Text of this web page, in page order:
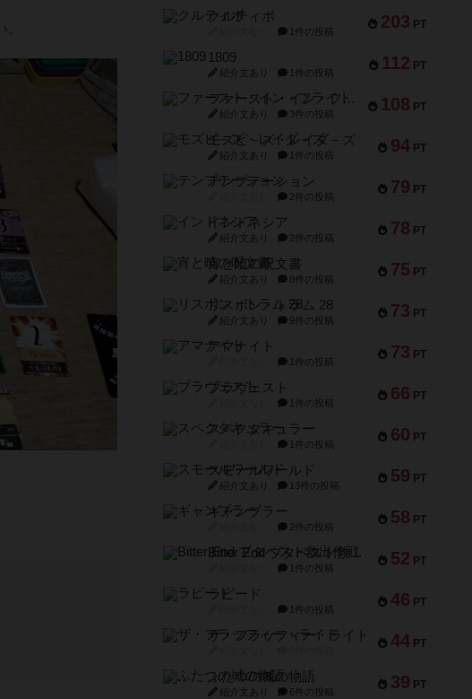
203 PT
クルティボ
1件の投稿
112 PT
1809
紹介文あり 1件の投稿
108 PT
ファースト・イン・フライト
紹介文あり 3件の投稿
94 PT
モズビ－ズ・レイダ－ズ
紹介文あり 1件の投稿
79 PT
テンプテーション
2件の投稿
78 PT
インドネシア
紹介文あり 2件の投稿
75 PT
宵と暁の呪文書
紹介文あり 8件の投稿
73 PT
リスボン・トラム 28
紹介文あり 9件の投稿
73 PT
アマナイト
1件の投稿
66 PT
ブラヴェスト
1件の投稿
60 PT
スペクタキュラー
1件の投稿
59 PT
スモールワールド
紹介文あり 13件の投稿
58 PT
ギャンブラー
2件の投稿
52 PT
Bitter End ブタペスト救出作戦
1件の投稿
46 PT
ラピード
1件の投稿
44 PT
ザ・フラッフィー・ライト
39 PT
ふたつの城の物語
紹介文あり 6件の投稿